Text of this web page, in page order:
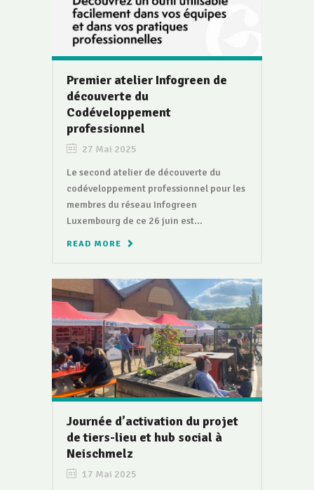
Premier atelier Infogreen de
découverte du
Codéveloppement
professionnel
27 Mai 2025
Le second atelier de découverte du
codéveloppement professionnel pour les
membres du réseau Infogreen
Luxembourg de ce 26 juin est...
READ MORE
Journée d’activation du projet
de tiers-lieu et hub social à
Neischmelz
17 Mai 2025